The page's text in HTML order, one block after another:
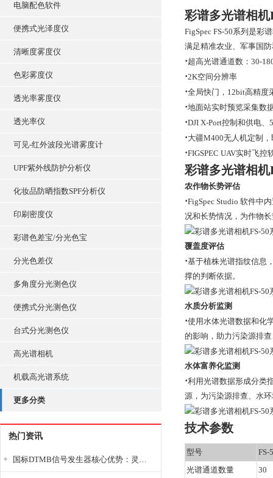
电脑配色软件
便携式光泽度仪
清晰度雾度仪
色彩雾度仪
透光率雾度仪
透光率仪
可见-红外波段光谱雾度计
UPF紫外线防护分析仪
化妆品防晒指数SPF分析仪
印刷密度仪
彩谱色差宝/分光色宝
分光色差仪
多角度分光测色仪
便携式分光测色仪
台式分光测色仪
高光谱相机
机载高光谱系统
更多分类
热门资讯
国标DTMB信号发生器核心优势：灵活性与准确性的结合
彩谱多光谱相机
FigSpec FS-50系列是彩
满足精准农业、军事国
·超高光谱通道数： 30-
·2K空间分辨率
·全局快门， 12bit高精度
·地面站实时预览采集数
·DJI X-Port控制和供电、
·大疆M400无人机定制
·FIGSPEC UAV实时飞控
彩谱多光谱相机
农作物长势评估
·FigSpec Studio 软件中
况和长势情况，为作物
覆盖度评估
·基于植株光谱指纹信息
撑的判断依据。
水质分析监测
·使用水体光谱数据和化
的影响，助力污染源排
水体富养化监测
·利用光谱数据形成分类
源，为污染源排查、水
技术参数
型号
FS-
光谱通道数量
30